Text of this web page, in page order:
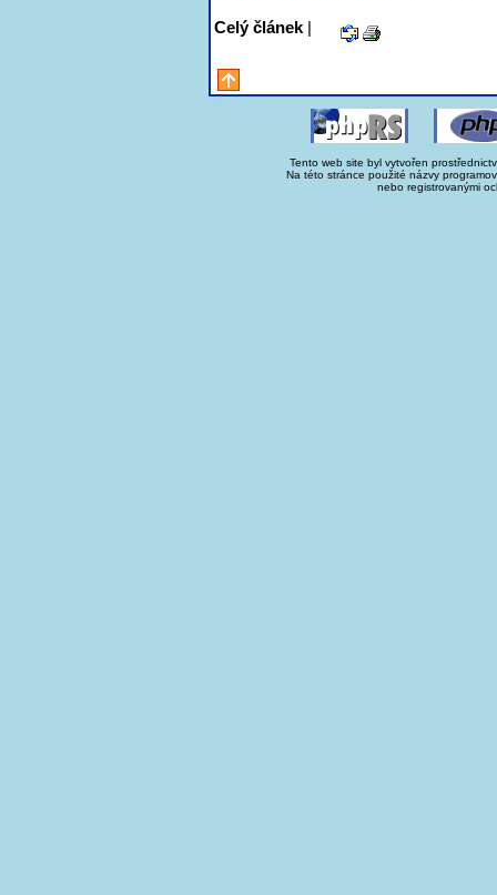
Celý článek |
Tento web site byl vytvořen
Na této stránce použité názvy
nebo registrovanými